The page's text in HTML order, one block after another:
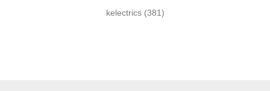
kelectrics (381)